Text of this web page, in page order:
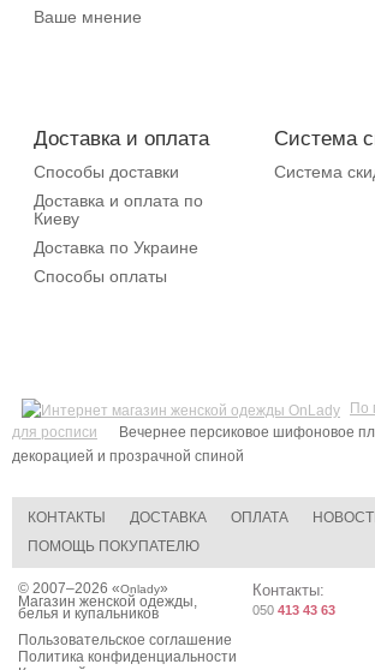
Ваше мнение
Доставка и оплата
Способы доставки
Доставка и оплата по
Киеву
Доставка по Украине
Способы оплаты
Система
Система
По
для росписи
Вечернее персиковое шифоновое
декорацией и прозрачной спиной
КОНТАКТЫ ДОСТАВКА ОПЛАТА
ПОМОЩЬ ПОКУПАТЕЛЮ
© 2007–2026 «Onlady»
Магазин женской одежды,
белья и купальников
Пользовательское соглашение
Политика конфиденциальности
Контакты:
050 413 43 63